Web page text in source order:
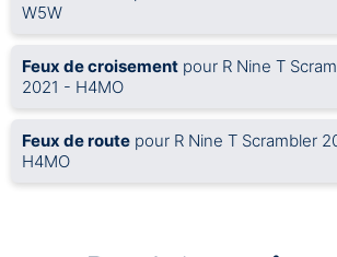
W5W
Feux de croisement pour R Nine T
2021 - H4MO
Feux de route pour R Nine T Scrambler
H4MO